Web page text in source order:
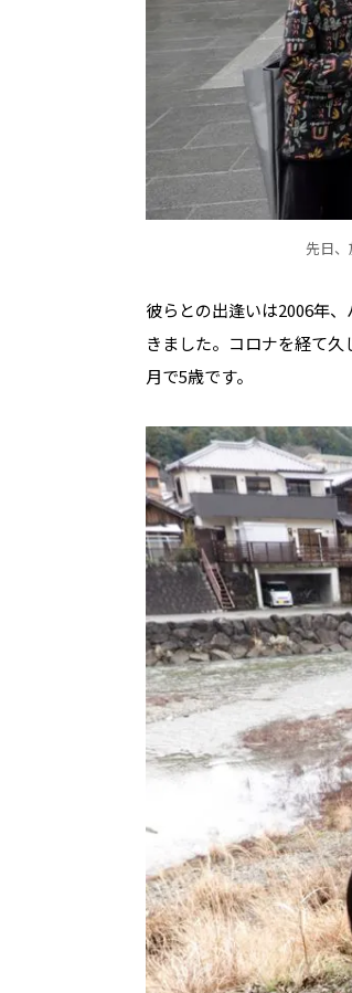
先日、
彼らとの出逢いは2006年
きました。コロナを経て
月で5歳です。